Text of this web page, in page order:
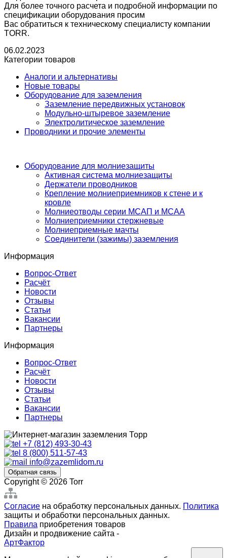
Для более точного расчета и подробной информации по
спецификации оборудования просим
Вас обратиться к техническому специалисту компании
TORR.
06.02.2023
Категории товаров
Аналоги и альтернативы
Новые товары
Оборудование для заземления
Заземление передвижных установок
Модульно-штыревое заземление
Электролитическое заземление
Проводники и прочие элементы
Оборудование для молниезащиты
Активная система молниезащиты
Держатели проводников
Крепление молниеприемников к стене и к
кровле
Молниеотводы серии МСАП и МСАА
Молниеприемники стержневые
Молниеприемные мачты
Соединители (зажимы) заземления
Информация
Вопрос-Ответ
Расчёт
Новости
Отзывы
Статьи
Вакансии
Партнеры
Информация
Вопрос-Ответ
Расчёт
Новости
Отзывы
Статьи
Вакансии
Партнеры
+7 (812) 493-30-43
8 (800) 511-57-43
info@zazemlidom.ru
Обратная связь
Copyright © 2026 Torr
Согласие на обработку персональных данных. Политика
защиты и обработки персональных данных.
Правила приобретения товаров
Дизайн и продвижение сайта -
АртФактор